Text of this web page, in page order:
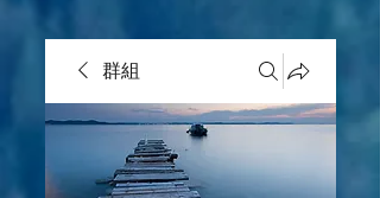
群組